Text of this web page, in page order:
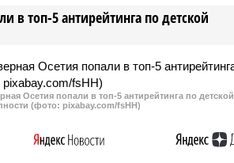
в топ-5 антирейтинга по детской
Осетия попали в топ-5 антирейтинга по детской
(фото: pixabay.com/fsHH)